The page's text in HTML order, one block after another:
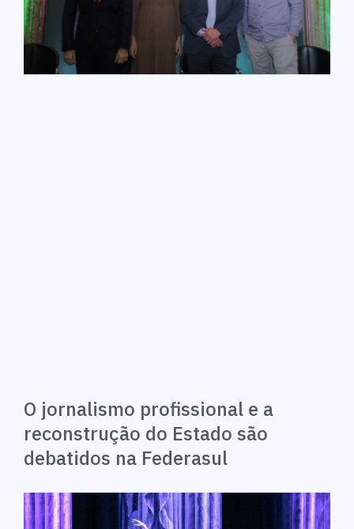
O jornalismo profissional e a
reconstrução do Estado são
debatidos na Federasul